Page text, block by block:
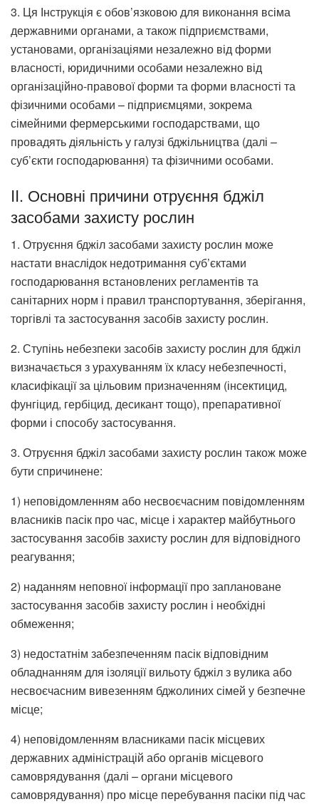
3. Ця Інструкція є обов’язковою для виконання всіма
державними органами, а також підприємствами,
установами, організаціями незалежно від форми
власності, юридичними особами незалежно від
організаційно-правової форми та форми власності та
фізичними особами – підприємцями, зокрема
сімейними фермерськими господарствами, що
провадять діяльність у галузі бджільництва (далі –
суб’єкти господарювання) та фізичними особами.
II. Основні причини отруєння бджіл
засобами захисту рослин
1. Отруєння бджіл засобами захисту рослин може
настати внаслідок недотримання суб’єктами
господарювання встановлених регламентів та
санітарних норм і правил транспортування, зберігання,
торгівлі та застосування засобів захисту рослин.
2. Ступінь небезпеки засобів захисту рослин для бджіл
визначається з урахуванням їх класу небезпечності,
класифікації за цільовим призначенням (інсектицид,
фунгіцид, гербіцид, десикант тощо), препаративної
форми і способу застосування.
3. Отруєння бджіл засобами захисту рослин також може
бути спричинене:
1) неповідомленням або несвоєчасним повідомленням
власників пасік про час, місце і характер майбутнього
застосування засобів захисту рослин для відповідного
реагування;
2) наданням неповної інформації про заплановане
застосування засобів захисту рослин і необхідні
обмеження;
3) недостатнім забезпеченням пасік відповідним
обладнанням для ізоляції вильоту бджіл з вулика або
несвоєчасним вивезенням бджолиних сімей у безпечне
місце;
4) неповідомленням власниками пасік місцевих
державних адміністрацій або органів місцевого
самоврядування (далі – органи місцевого
самоврядування) про місце перебування пасіки під час